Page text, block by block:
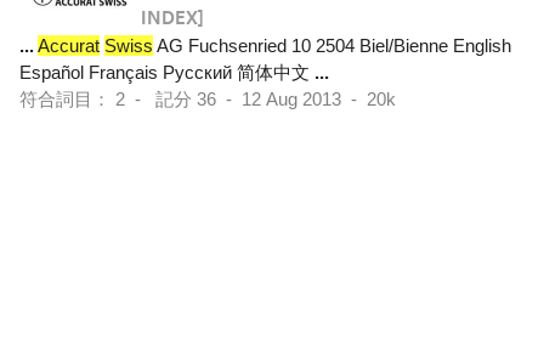
INDEX]
...Accurat Swiss AG Fuchsenried 10 2504 Biel/Bienne English
Español Français Pусский 简体中文 ...
符合詞目： 2 - 記分 36 - 12 Aug 2013 - 20k